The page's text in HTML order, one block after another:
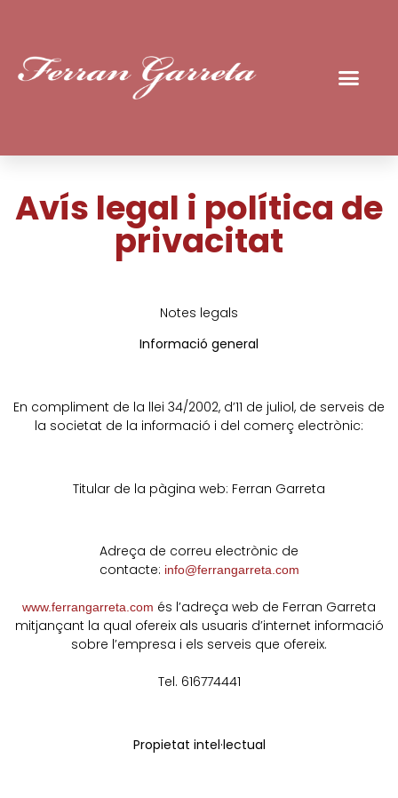
Avís legal i política de
privacitat
Notes legals
Informació general
En compliment de la llei 34/2002, d’11 de juliol, de serveis de
la societat de la informació i del comerç electrònic:
Titular de la pàgina web: Ferran Garreta
Adreça de correu electrònic de
contacte: info@ferrangarreta.com
www.ferrangarreta.com és l’adreça web de Ferran Garreta
mitjançant la qual ofereix als usuaris d’internet informació
sobre l’empresa i els serveis que ofereix.
Tel. 616774441
Propietat intel·lectual